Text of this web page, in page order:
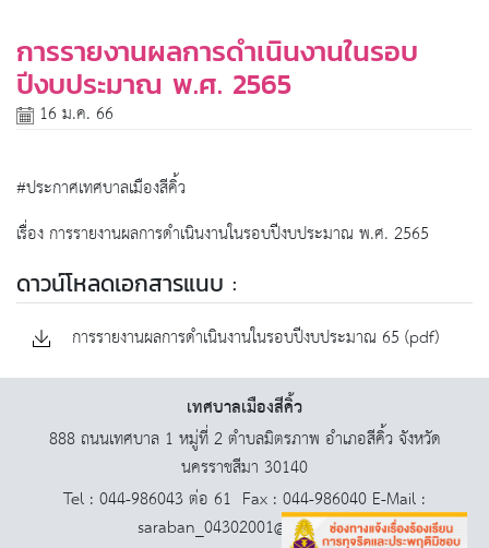
การรายงานผลการดำเนินงานในรอบ
ปีงบประมาณ พ.ศ. 2565
16 ม.ค. 66
#ประกาศเทศบาลเมืองสีคิ้ว
เรื่อง การรายงานผลการดำเนินงานในรอบปีงบประมาณ พ.ศ. 2565
ดาวน์โหลดเอกสารแนบ :
การรายงานผลการดำเนินงานในรอบปีงบประมาณ 65 (pdf)
เทศบาลเมืองสีคิ้ว
888 ถนนเทศบาล 1 หมู่ที่ 2 ตำบลมิตรภาพ อำเภอสีคิ้ว จังหวัด
นครราชสีมา 30140
Tel : 044-986043 ต่อ 61 Fax : 044-986040 E-Mail :
saraban_04302001@dla.go.th